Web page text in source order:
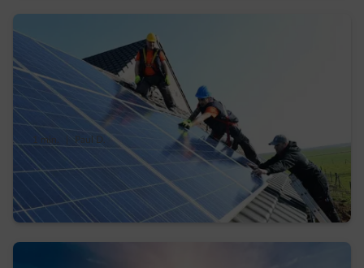
1 min. Paul D.
Tarif d’injection , comment distinguer le vrai
du faux ?